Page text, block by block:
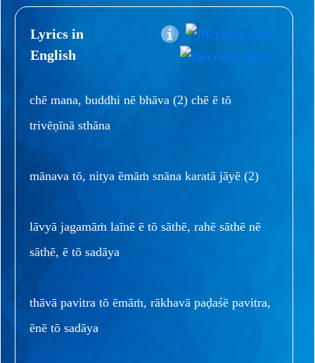
Lyrics in
English
chē mana, buddhi nē bhāva (2) chē ē tō
trivēṇīnā sthāna
mānava tō, nitya ēmāṁ snāna karatā jāyē (2)
lāvyā jagamāṁ laīnē ē tō sāthē, rahē sāthē nē
sāthē, ē tō sadāya
thāvā pavitra tō ēmāṁ, rākhavā paḍaśē pavitra,
ēnē tō sadāya